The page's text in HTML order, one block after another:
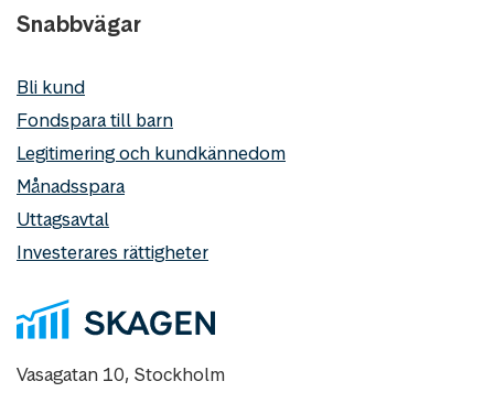
Snabbvägar
Bli kund
Fondspara till barn
Legitimering och kundkännedom
Månadsspara
Uttagsavtal
Investerares rättigheter
Vasagatan 10, Stockholm